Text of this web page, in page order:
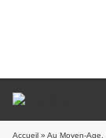
Accueil » Au Moyen-